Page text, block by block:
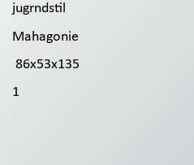
jugrndstil
Mahagonie
86x53x135
1